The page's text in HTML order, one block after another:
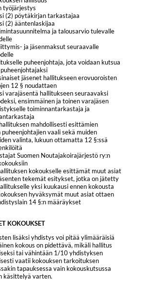
työjärjestys
(2) pöytäkirjan tarkastajaa
(2) ääntenlaskijaa
ja talousarvio tulevalle
ja jäsenmaksut seuraavalle
puheenjohtaja, jota voidaan kutsua
jäsenet hallitukseen erovuoroisten
12 § noudattaen
varajäsentä hallitukseen seuraavaksi
ensimmäinen ja toinen varajäsen
toiminnantarkastaja ja
mahdollisesti esittämien
vaali sekä muiden
valinta, lukuun ottamatta 12 §:ssä
Suomen Noutajakoirajärjestö ry:n
kokoukselle esittämät muut asiat
tekemät esitykset, jotka on jätetty
yksi kuukausi ennen kokousta
hyväksymät muut asiat ottaen
14 §:n määräykset
KOKOUKSET
lisäksi yhdistys voi pitää ylimääräisiä
kokous on pidettävä, mikäli hallitus
tai vähintään 1/10 yhdistyksen
vaatii kokouksen tarkoituksen
tapauksessa vain kokouskutsussa
käsittelyä varten.